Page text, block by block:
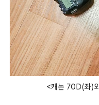
<캐논 70D(좌)